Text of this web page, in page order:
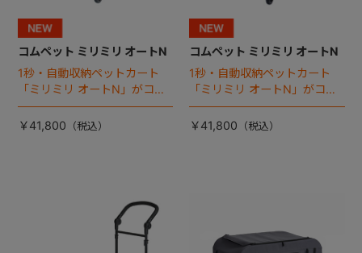
コムペット ミリミリ オートN
1秒・自動収納ペットカート
「ミリミリ オートN」がコム
ペットから登場！
￥41,800
コムペット ミリミリ オートN
1秒・自動収納ペットカート
「ミリミリ オートN」がコム
ペットから登場！
￥41,800